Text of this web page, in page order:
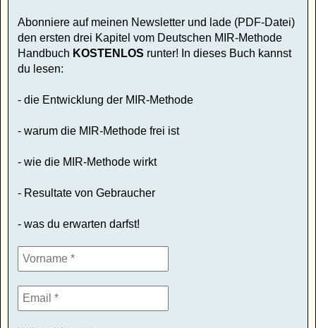
Abonniere auf meinen Newsletter und lade (PDF-Datei)
den ersten drei Kapitel vom Deutschen MIR-Methode
Handbuch KOSTENLOS runter! In dieses Buch kannst
du lesen:
- die Entwicklung der MIR-Methode
- warum die MIR-Methode frei ist
- wie die MIR-Methode wirkt
- Resultate von Gebraucher
- was du erwarten darfst!